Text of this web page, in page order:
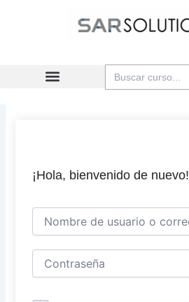
Buscar:
¡Hola, bienvenido de nuevo!